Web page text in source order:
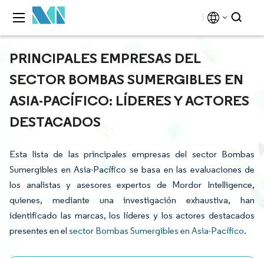
PRINCIPALES EMPRESAS DEL
SECTOR BOMBAS SUMERGIBLES EN
ASIA-PACÍFICO: LÍDERES Y ACTORES
DESTACADOS
Esta lista de las principales empresas del sector Bombas
Sumergibles en Asia-Pacífico se basa en las evaluaciones de
los analistas y asesores expertos de Mordor Intelligence,
quienes, mediante una investigación exhaustiva, han
identificado las marcas, los líderes y los actores destacados
presentes en el sector Bombas Sumergibles en Asia-Pacífico.